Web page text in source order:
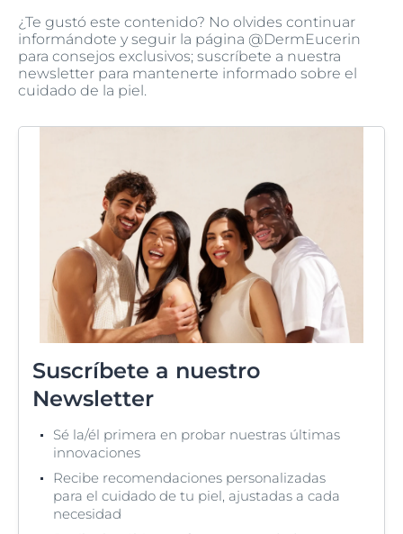
¿Te gustó este contenido? No olvides continuar
informándote y seguir la página @DermEucerin
para consejos exclusivos; suscríbete a nuestra
newsletter para mantenerte informado sobre el
cuidado de la piel.
Suscríbete a nuestro
Newsletter
Sé la/él primera en probar nuestras últimas
innovaciones
Recibe recomendaciones personalizadas
para el cuidado de tu piel, ajustadas a cada
necesidad